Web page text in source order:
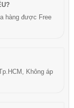
hàng được Free
Không áp